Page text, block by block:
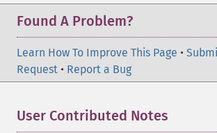
Found A Problem?
Learn How To Improve This Page •
Request • Report a Bug
User Contributed Notes